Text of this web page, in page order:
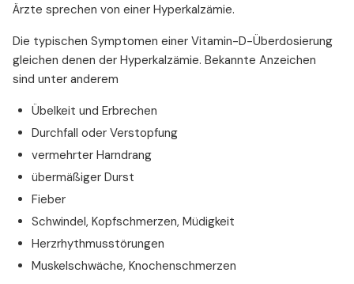
Ärzte sprechen von einer Hyperkalzämie.
Die typischen Symptomen einer Vitamin-D-Überdosierung
gleichen denen der Hyperkalzämie. Bekannte Anzeichen
sind unter anderem
Übelkeit und Erbrechen
Durchfall oder Verstopfung
vermehrter Harndrang
übermäßiger Durst
Fieber
Schwindel, Kopfschmerzen, Müdigkeit
Herzrhythmusstörungen
Muskelschwäche, Knochenschmerzen